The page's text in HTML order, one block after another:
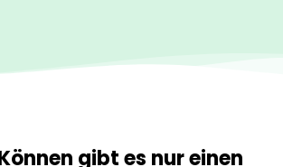
gibt es nur einen